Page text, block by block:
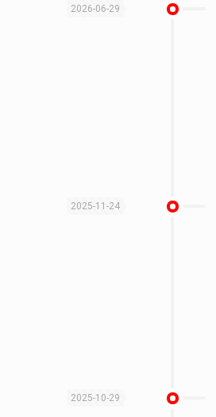
2026-06-29
2025-11-24
2025-10-29